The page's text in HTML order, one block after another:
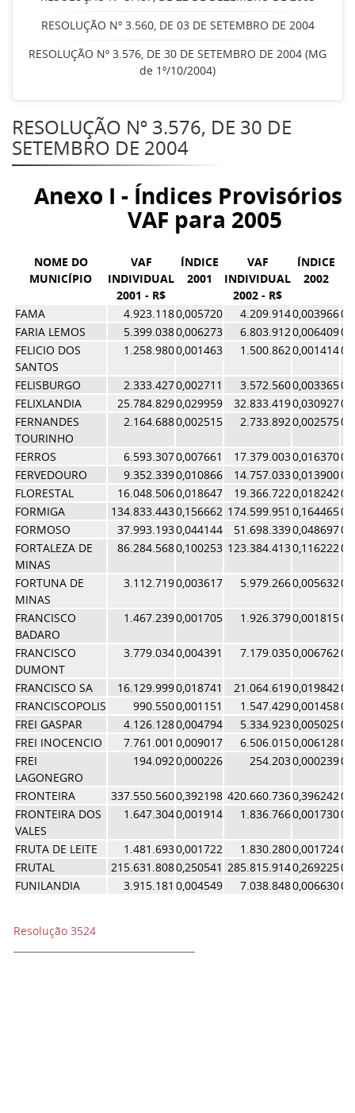
RESOLUÇÃO Nº 3.560, DE 03 DE SETEMBRO DE 2004
RESOLUÇÃO Nº 3.576, DE 30 DE SETEMBRO DE 2004 (MG
de 1º/10/2004)
RESOLUÇÃO Nº 3.576, DE 30 DE
SETEMBRO DE 2004
Anexo I - Índices Provisórios
VAF para 2005
NOME DO
MUNICÍPIO
VAF
INDIVIDUAL
2001 - R$
ÍNDICE
2001
VAF
INDIVIDUAL
2002 - R$
ÍNDICE
2002
FAMA
4.923.1180,005720 4.209.9140,003966
FARIA LEMOS
5.399.0380,006273 6.803.9120,006409
FELICIO DOS
SANTOS
1.258.9800,001463 1.500.8620,001414
FELISBURGO 2.333.4270,002711 3.572.5600,003365
FELIXLANDIA
25.784.8290,029959 32.833.4190,030927
FERNANDES
TOURINHO
2.164.6880,002515 2.733.8920,002575
FERROS 6.593.3070,007661 17.379.0030,016370
FERVEDOURO
9.352.3390,010866 14.757.0330,013900
FLORESTAL
16.048.5060,018647 19.366.7220,018242
FORMIGA
134.833.4430,156662 174.599.951 0,164465
FORMOSO
37.993.1930,044144 51.698.3390,048697
FORTALEZA DE
MINAS
86.284.5680,100253 123.384.4130,116222
FORTUNA DE
MINAS
3.112.7190,003617 5.979.2660,005632
FRANCISCO
BADARO
1.467.2390,001705 1.926.3790,001815
FRANCISCO
DUMONT
3.779.0340,004391 7.179.0350,006762
FRANCISCO SA 16.129.9990,018741 21.064.6190,019842
FRANCISCOPOLIS
990.5500,001151 1.547.4290,001458
FREI GASPAR
4.126.1280,004794 5.334.9230,005025
FREI INOCENCIO
7.761.001 0,009017 6.506.0150,006128
FREI
LAGONEGRO
194.0920,000226 254.2030,000239
FRONTEIRA 337.550.5600,392198 420.660.7360,396242
FRONTEIRA DOS
VALES
1.647.3040,001914 1.836.7660,001730
FRUTA DE LEITE 1.481.6930,001722 1.830.2800,001724
FRUTAL
215.631.8080,250541 285.815.9140,269225
FUNILANDIA
3.915.181 0,004549 7.038.8480,006630
Resolução 3524